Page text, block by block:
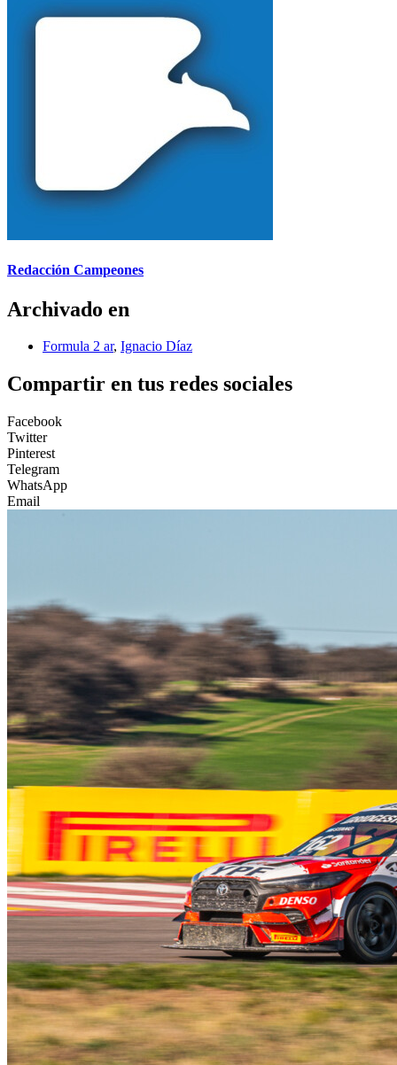
Redacción Campeones
Archivado en
Formula 2 ar, Ignacio Díaz
Compartir en tus redes sociales
Facebook
Twitter
Pinterest
Telegram
WhatsApp
Email